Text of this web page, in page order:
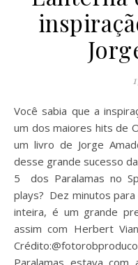
Você sabia que a inspiração de “Lanterna dos Afogados”,
um dos maiores hits de
um livro de Jorge
desse grande sucesso
5 dos Paralamas no
plays? Dez minutos para
inteira, é um grande
assim com Herbert
Paralamas estava